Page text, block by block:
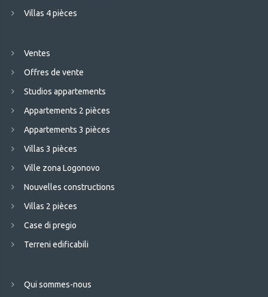
Villas 4 pièces
Ventes
Offres de vente
Studios appartements
Appartements 2 pièces
Appartements 3 pièces
Villas 3 pièces
Ville zona Logonovo
Nouvelles constructions
Villas 2 pièces
Case di pregio
Terreni edificabili
Qui sommes-nous